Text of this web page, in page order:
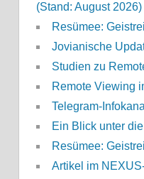
(Stand: August 2026)
Resümee:
Jovianische
Studien zu
Remote Viewing
Telegram-
Ein Blick unter
Resümee:
Artikel im